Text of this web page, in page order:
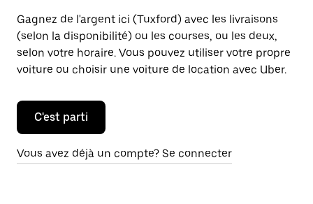
Gagnez de l'argent ici (Tuxford) avec les livraisons
(selon la disponibilité) ou les courses, ou les deux,
selon votre horaire. Vous pouvez utiliser votre propre
voiture ou choisir une voiture de location avec Uber.
C'est parti
Vous avez déjà un compte? Se connecter